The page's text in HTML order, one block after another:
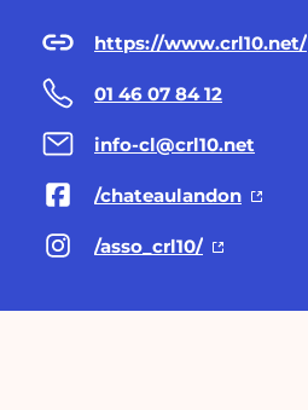
https://www.crl10.net/
01 46 07 84 12
info-cl@crl10.net
/chateaulandon
/asso_crl10/